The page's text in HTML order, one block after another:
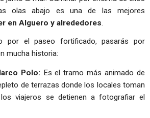
olas abajo es una de las mejores
en Alguero y alrededores.
por el paseo fortificado, pasarás por
mucha historia:
Polo: Es el tramo más animado de
de terrazas donde los locales toman
viajeros se detienen a fotografiar el